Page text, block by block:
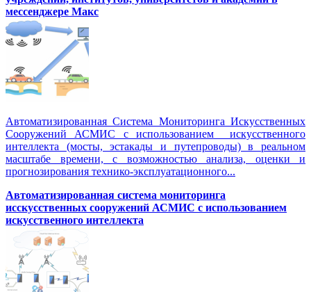
мессенджере Макс
Автоматизированная Система Мониторинга Искусственных
Сооружений АСМИС с использованием искусственного
интеллекта (мосты, эстакады и путепроводы) в реальном
масштабе времени, с возможностью анализа, оценки и
прогнозирования технико-эксплуатационного...
Автоматизированная система мониторинга
исскусственных сооружений АСМИС с использованием
искусственного интеллекта